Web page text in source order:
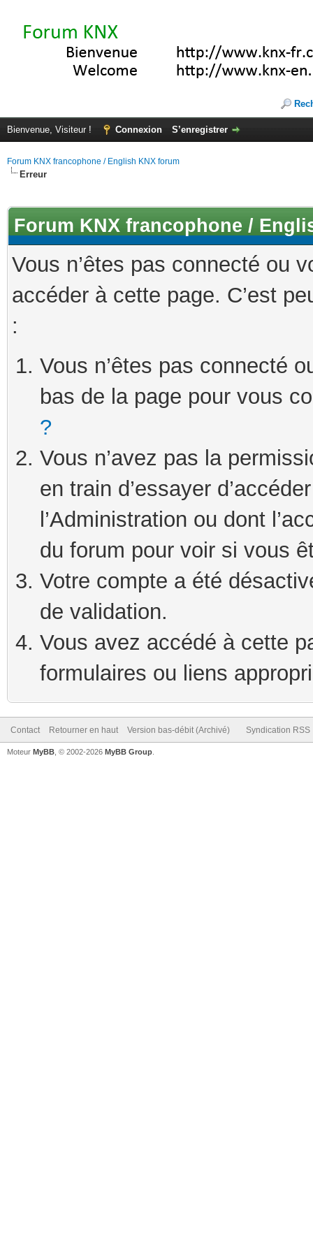
Bienvenue, Visiteur ! Connexion S’enregistrer
Forum KNX francophone / English KNX forum
Erreur
Forum KNX francophone /
Vous n’êtes pas connecté ou
accéder à cette page. C’est
:
Vous n’êtes pas connecté
bas de la page pour vous
?
Vous n’avez pas la
en train d’essayer
l’Administration ou dont
du forum pour voir si vous
Votre compte a été
de validation.
Vous avez accédé à cette
formulaires ou liens
Contact Retourner en haut Version bas-débit (Archivé) Syndication RSS
Moteur MyBB , © 2002-2026 MyBB Group